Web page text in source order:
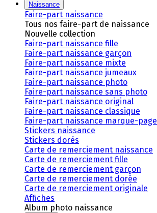
Naissance
Faire-part naissance
Tous nos faire-part de naissance
Nouvelle collection
Faire-part naissance fille
Faire-part naissance garçon
Faire-part naissance mixte
Faire-part naissance jumeaux
Faire-part naissance photo
Faire-part naissance sans photo
Faire-part naissance original
Faire-part naissance classique
Faire-part naissance marque-page
Stickers naissance
Stickers dorés
Carte de remerciement naissance
Carte de remerciement fille
Carte de remerciement garçon
Carte de remerciement dorée
Carte de remerciement originale
Affiches
Album photo naissance